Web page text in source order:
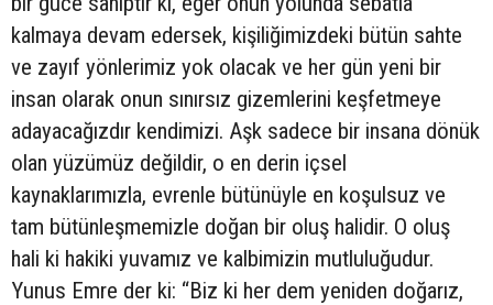
kalmaya devam edersek, kişiliğimizdeki bütün sahte
ve zayıf yönlerimiz yok olacak ve her gün yeni bir
insan olarak onun sınırsız gizemlerini keşfetmeye
adayacağızdır kendimizi. Aşk sadece bir insana dönük
olan yüzümüz değildir, o en derin içsel
kaynaklarımızla, evrenle bütünüyle en koşulsuz ve
tam bütünleşmemizle doğan bir oluş halidir. O oluş
hali ki hakiki yuvamız ve kalbimizin mutluluğudur.
Yunus Emre der ki: “Biz ki her dem yeniden doğarız,